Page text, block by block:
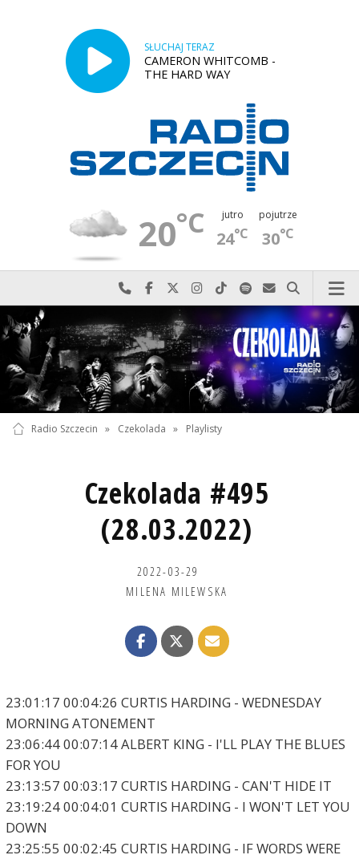
SŁUCHAJ TERAZ
CAMERON WHITCOMB -
THE HARD WAY
20°C jutro
24°C
pojutrze
30°C
Najlepiej po prostu do nas zadzwoń
Odwiedź nas na Facebook-u
Odwiedź nas na X
Odwiedź nas na Instagram-ie
Odwiedź nas na TikTok-u
Szukaj nas na Spotify
Wyślij do nas
Szukaj
Radio Szczecin » Czekolada » Playlisty
Czekolada #495
(28.03.2022)
2022-03-29
MILENA MILEWSKA
23:01:17 00:04:26 CURTIS HARDING - WEDNESDAY
MORNING ATONEMENT
23:06:44 00:07:14 ALBERT KING - I'LL PLAY THE BLUES
FOR YOU
23:13:57 00:03:17 CURTIS HARDING - CAN'T HIDE IT
23:19:24 00:04:01 CURTIS HARDING - I WON'T LET YOU
DOWN
23:25:55 00:02:45 CURTIS HARDING - IF WORDS WERE